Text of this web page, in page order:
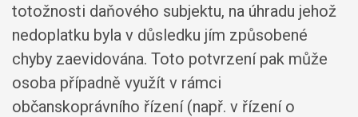
totožnosti daňového subjektu, na úhradu jehož
nedoplatku byla v důsledku jím způsobené
chyby zaevidována. Toto potvrzení pak může
osoba případně využít v rámci
občanskoprávního řízení (např. v řízení o